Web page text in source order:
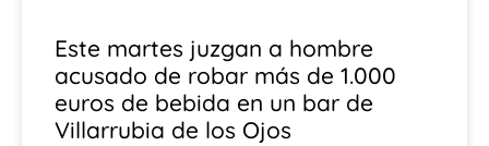
Este martes juzgan a hombre
acusado de robar más de 1.000
euros de bebida en un bar de
Villarrubia de los Ojos